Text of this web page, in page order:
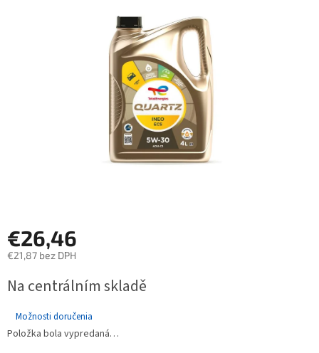
€26,46
€21,87 bez DPH
cena:
Na centrálním skladě
Možnosti doručenia
Položka bola vypredaná…